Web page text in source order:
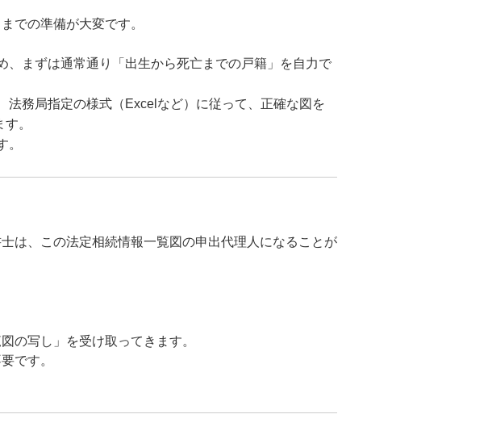
での準備が大変です。
、まずは通常通り「出生から死亡までの戸籍」を自力で
法務局指定の様式（Excelなど）に従って、正確な図を
。
。
は、この法定相続情報一覧図の申出代理人になることが
の写し」を受け取ってきます。
です。